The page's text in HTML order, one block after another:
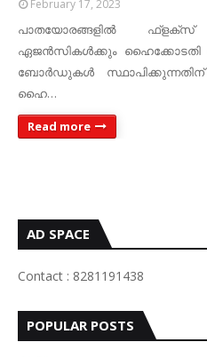
February 17, 2023
പാതയോരങ്ങളിൽ ഫ്ളക്സ്
ഏജൻസികൾക്കും ഹൈക്കോടതി
ബോർഡുകൾ
ഹൈ…
Read more
AD SPACE
Contact : 8281191438
POPULAR POSTS